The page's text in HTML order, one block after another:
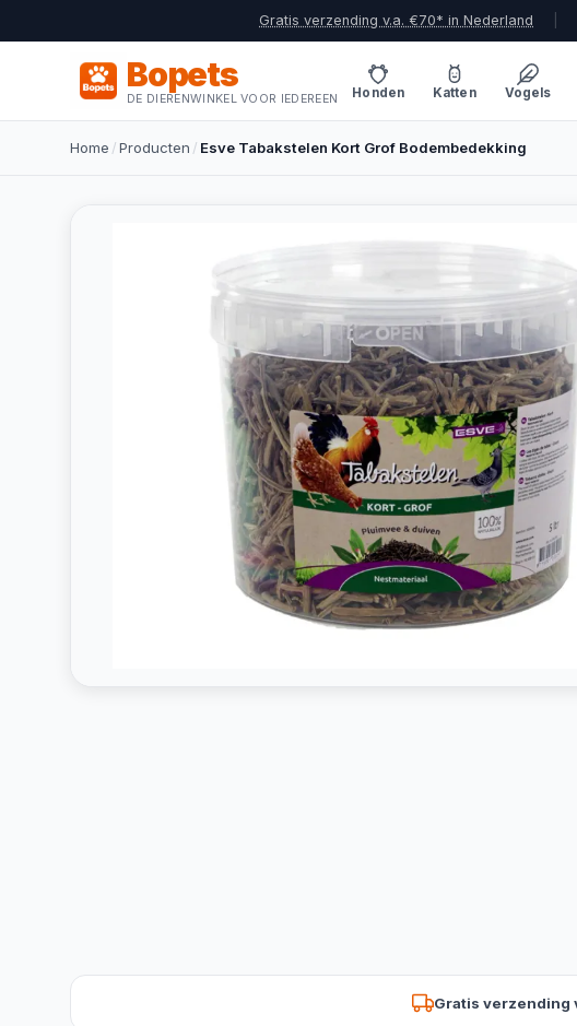
Gratis verzending v.a. €70* in Nederland
Bopets
DE DIERENWINKEL VOOR IEDEREEN Honden Katten Vogels
Home /Producten / Esve Tabakstelen Kort Grof Bodembedekking
Gratis verzending